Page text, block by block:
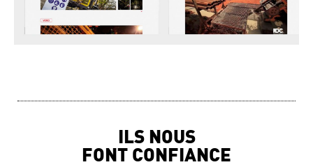
ILS NOUS
FONT CONFIANCE